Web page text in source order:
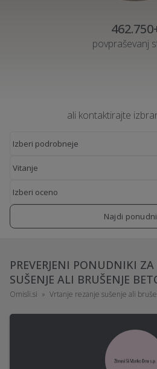
povpraševanj
ali kontaktirajte
Najdi
PREVERJENI PONUDNIKI ZA
SUŠENJE ALI BRUŠENJE
Omisli.si Vrtanje rezanje sušenje ali